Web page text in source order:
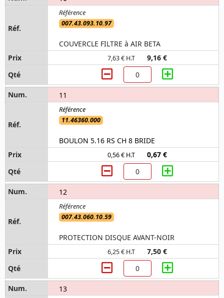
007.43.093.10.97
COUVERCLE FILTRE à AIR BETA
7,63 € H.T 9,16 €
11
11.46360.000
BOULON 5.16 RS CH 8 BRIDE
0,56 € H.T 0,67 €
12
007.43.060.10.59
PROTECTION DISQUE AVANT-NOIR
6,25 € H.T 7,50 €
13